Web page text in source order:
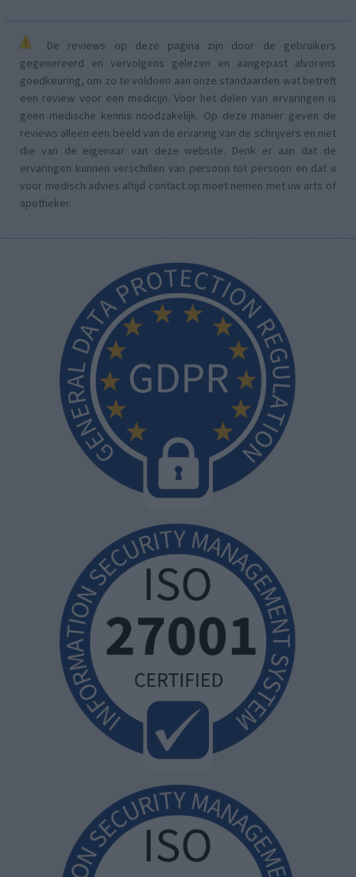
De reviews op deze pagina zijn door de gebruikers
gegenereerd en vervolgens gelezen en aangepast alvorens
goedkeuring, om zo te voldoen aan onze standaarden wat betreft
een review voor een medicijn. Voor het delen van ervaringen is
geen medische kennis noodzakelijk. Op deze manier geven de
reviews alleen een beeld van de ervaring van de schrijvers en niet
die van de eigenaar van deze website. Denk er aan dat de
ervaringen kunnen verschillen van persoon tot persoon en dat u
voor medisch advies altijd contact op moet nemen met uw arts of
apotheker.